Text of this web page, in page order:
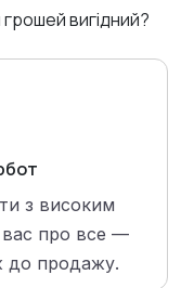
вигідний?
з високим
вас про все —
до продажу.